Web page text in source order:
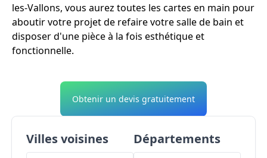
les-Vallons, vous aurez toutes les cartes en main pour
aboutir votre projet de refaire votre salle de bain et
disposer d'une pièce à la fois esthétique et
fonctionnelle.
Obtenir un devis gratuitement
Villes voisines Départements